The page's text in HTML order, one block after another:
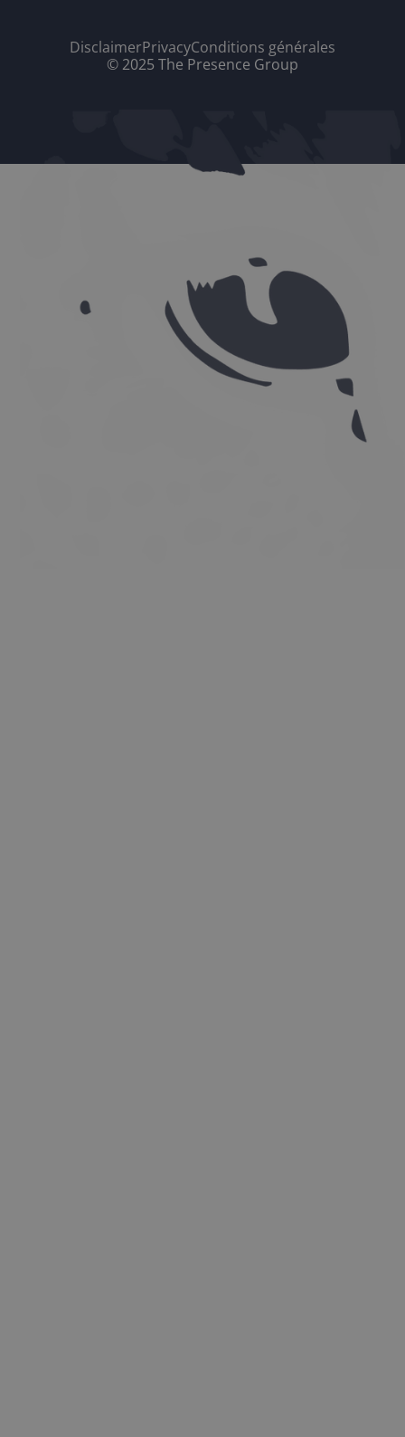
DisclaimerPrivacyConditions générales
© 2025 The Presence Group